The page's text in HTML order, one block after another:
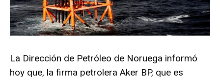
La Dirección de Petróleo de Noruega informó
hoy que, la firma petrolera Aker BP, que es